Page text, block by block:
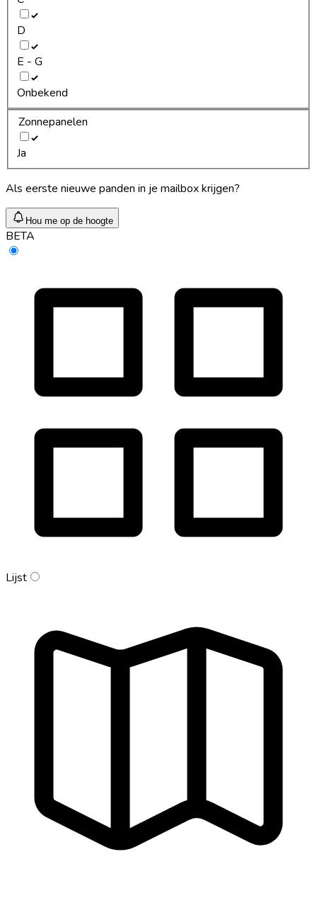
D
E - G
Onbekend
Zonnepanelen
Ja
Als eerste nieuwe panden in je mailbox krijgen?
Hou me op de hoogte
BETA
Lijst